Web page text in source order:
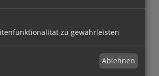
zu gewährleisten
Ablehnen